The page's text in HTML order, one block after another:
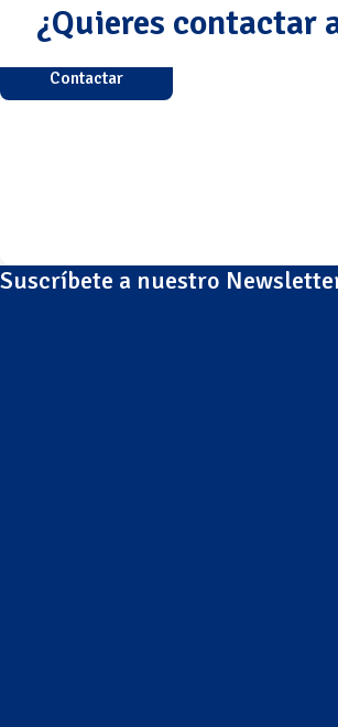
¿Quieres contactar
Contactar
Suscríbete a nuestro